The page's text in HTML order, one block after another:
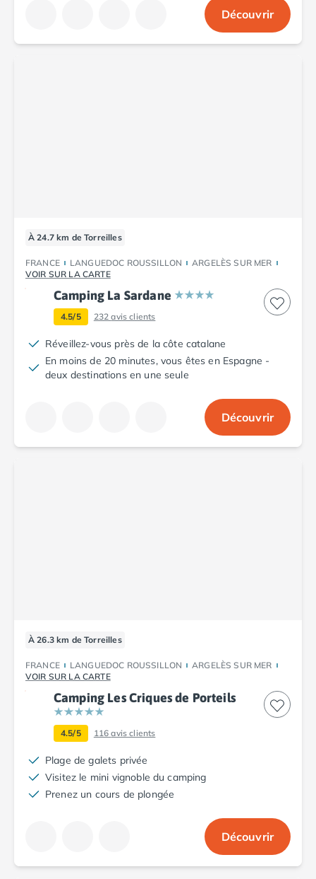
Découvrir
À 24.7 km de Torreilles
FRANCE LANGUEDOC ROUSSILLON
ARGELÈS SUR MER
VOIR SUR LA CARTE
Camping La Sardane
4.5/5 232avis clients
Réveillez-vous près de la côte catalane
En moins de 20 minutes, vous êtes en Espagne -
deux destinations en une seule
Découvrir
À 26.3 km de Torreilles
FRANCE LANGUEDOC ROUSSILLON
ARGELÈS SUR MER
VOIR SUR LA CARTE
Camping Les Criques de Porteils
4.5/5 116avis clients
Plage de galets privée
Visitez le mini vignoble du camping
Prenez un cours de plongée
Découvrir